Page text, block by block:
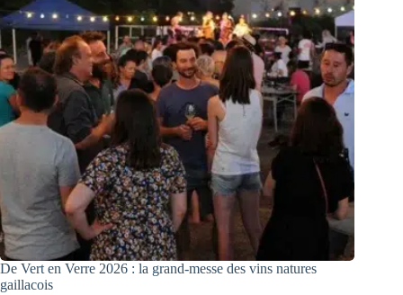
De Vert en Verre 2026 : la grand-messe des vins natures
gaillacois